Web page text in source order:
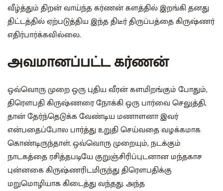
வீழ்த்தும் திறன் வாய்ந்த கர்ணன் களத்தில் இறங்கி தனது
திட்டத்தில் ஏற்படுத்திய இந்த திடீர் திருப்பத்தை கிருஷ்ணர்
எதிர்பார்க்கவில்லை.
அவமானப்பட்ட கர்ணன்
ஒவ்வொரு முறை ஒரு புதிய வீரன் களமிறங்கும் போதும்,
திரௌபதி கிருஷ்ணரை நோக்கி ஒரு பார்வை செலுத்தி,
தான் தேர்ந்தெடுக்க வேண்டிய மணாளனா இவர்
என்பதைப்போல பார்த்து உறுதி செய்வதை வழக்கமாக
கொண்டிருந்தாள். ஒவ்வொரு முறையும், நடக்கும்
நாடகத்தை ரசித்தபடியே குறுஞ்சிரிப்புடனான மந்தகாச
புன்னகை கிருஷ்ணரிடமிருந்து திரௌபதிக்கு
மறுமொழியாக கிடைத்து வந்தது. அந்த